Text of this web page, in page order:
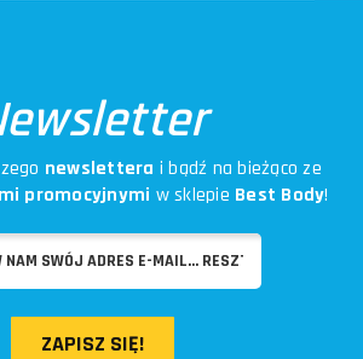
newslettera i bądź na bieżąco ze
promocyjnymi w sklepie Best Body!
ZAPISZ SIĘ!